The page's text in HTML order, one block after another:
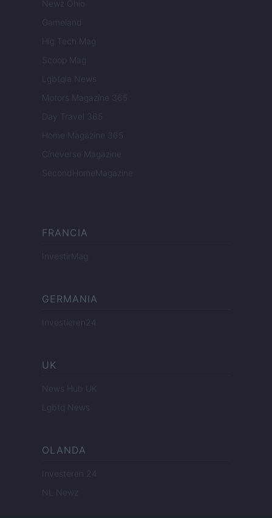
Newz Ohio
Gameland
Hig Tech Mag
Scoop Mag
Lgbtqia News
Motors Magazine 365
Day Travel 365
Home Magazine 365
Cineverse Magazine
SecondHomeMagazine
FRANCIA
InvestirMag
GERMANIA
Investieren24
UK
News Hub UK
Lgbtq News
OLANDA
Investeren 24
NL Newz